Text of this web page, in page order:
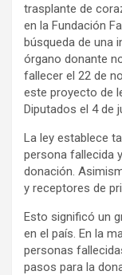
trasplante de
en la Fundación
búsqueda de una
órgano donante
fallecer el 22 de
este proyecto de
Diputados el 4 de
La ley establece
persona fallecida
donación.
y receptores de
Esto significó un
en el país. En la
personas
pasos para la